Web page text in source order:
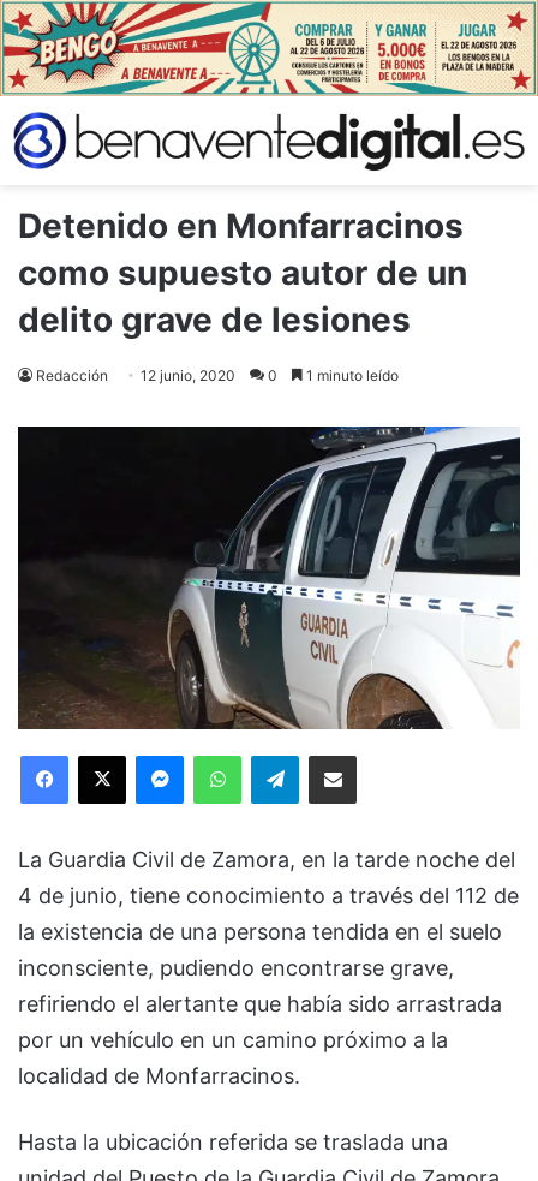
Detenido en Monfarracinos
como supuesto autor de un
delito grave de lesiones
Redacción 12 junio, 2020 0 1 minuto leído
Facebook
X MessengerWhatsAppTelegramCompartir via Email
La Guardia Civil de Zamora, en la tarde noche del
4 de junio, tiene conocimiento a través del 112 de
la existencia de una persona tendida en el suelo
inconsciente, pudiendo encontrarse grave,
refiriendo el alertante que había sido arrastrada
por un vehículo en un camino próximo a la
localidad de Monfarracinos.
Hasta la ubicación referida se traslada una